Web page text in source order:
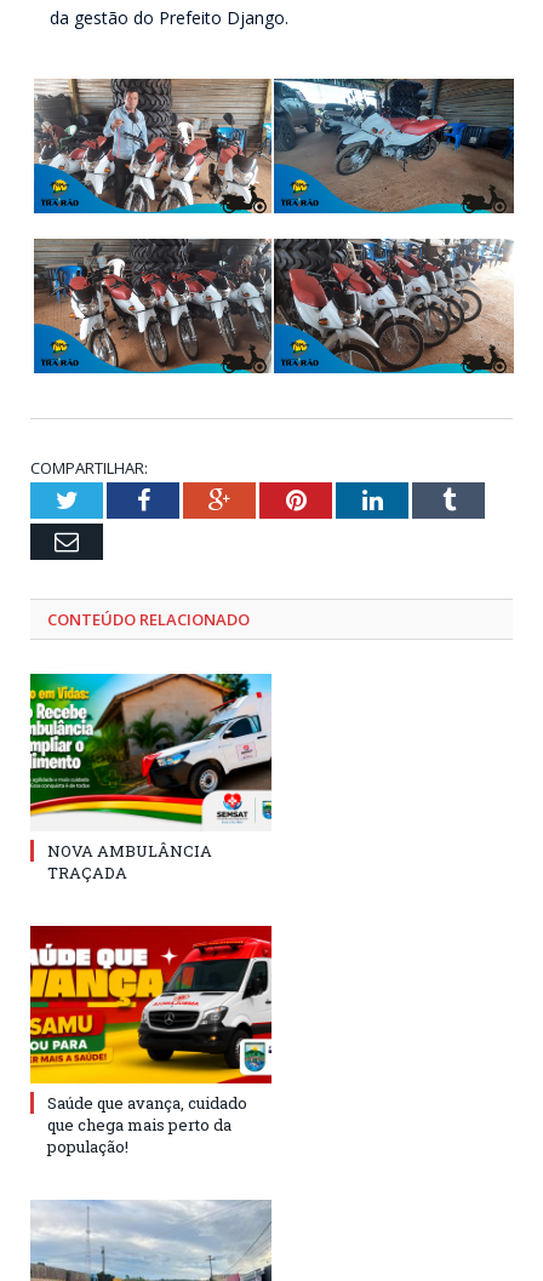
da gestão do Prefeito Django.
COMPARTILHAR:
TwitterFacebookGoogle+PinterestLinkedInTumblr
Email
CONTEÚDO RELACIONADO
NOVA AMBULÂNCIA
TRAÇADA
Saúde que avança, cuidado
que chega mais perto da
população!